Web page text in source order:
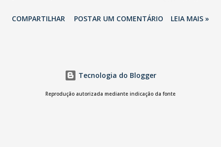
e lideranças do Mercado Nacional. Desde 2022, o NM2B
LinkedIn, VISA, Grupo 3corações, TikTok e M. Dias Branco.
A nova edição chega em um momento em que autenticidade
COMPARTILHAR POSTAR UM COMENTÁRIO LEIA MAIS »
Tecnologia do Blogger
Reprodução autorizada mediante indicação da fonte